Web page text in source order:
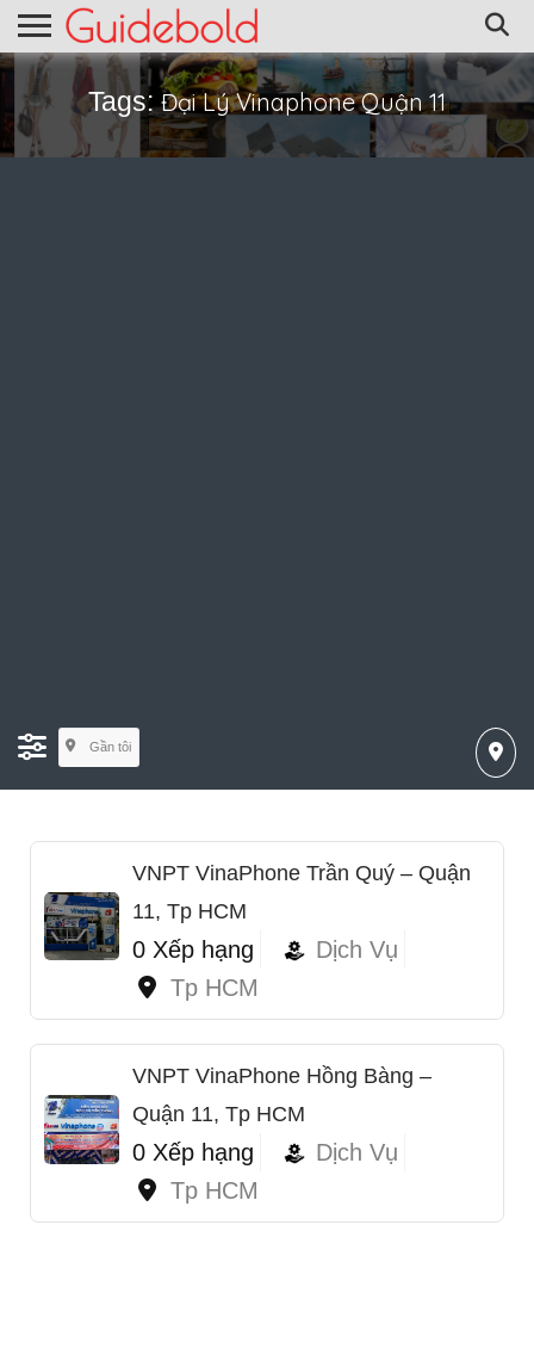
Tags:Đại Lý Vinaphone Quận 11
Gần tôi
VNPT VinaPhone Trần Quý – Quận
11, Tp HCM
0 Xếp hạng
Dịch Vụ
Tp HCM
VNPT VinaPhone Hồng Bàng –
Quận 11, Tp HCM
0 Xếp hạng
Dịch Vụ
Tp HCM